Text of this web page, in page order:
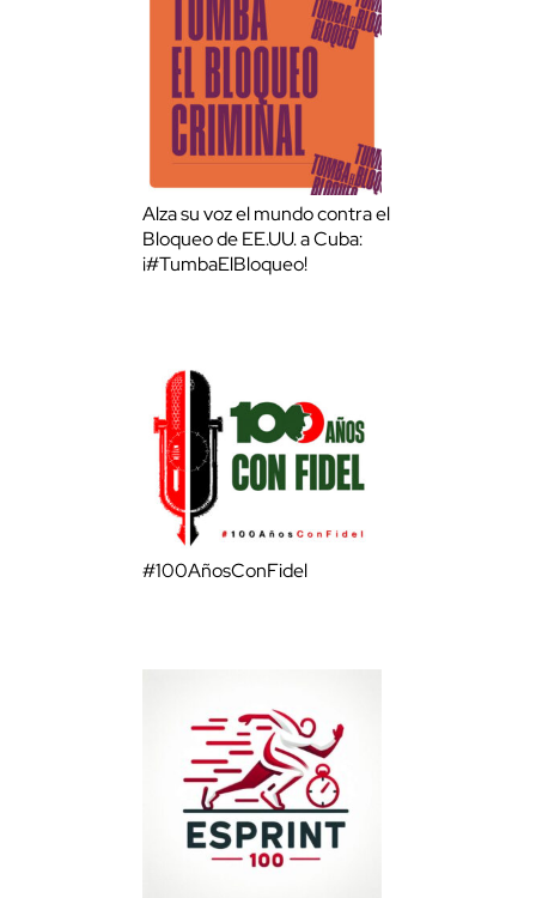
Alza su voz el mundo contra el
Bloqueo de EE.UU. a Cuba:
¡#TumbaElBloqueo!
#100AñosConFidel